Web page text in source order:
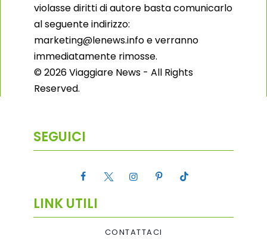
violasse diritti di autore basta comunicarlo
al seguente indirizzo:
marketing@lenews.info e verranno
immediatamente rimosse.
© 2026 Viaggiare News - All Rights
Reserved.
SEGUICI
LINK UTILI
CONTATTACI